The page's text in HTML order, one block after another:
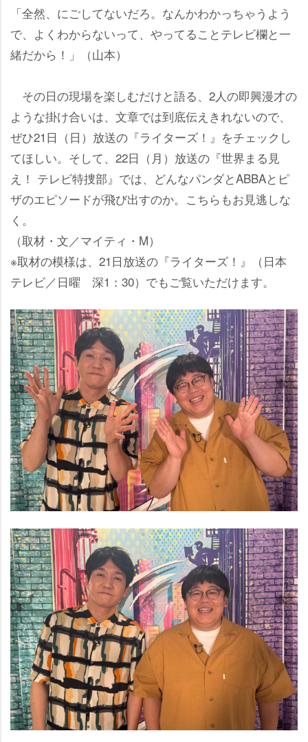
「全然、にごしてないだろ。なんかわかっちゃうよう
で、よくわからないって、やってることテレビ欄と一
緒だから！」（山本）
その日の現場を楽しむだけと語る、2人の即興漫才の
ような掛け合いは、文章では到底伝えきれないので、
ぜひ21日（日）放送の『ライターズ！』をチェックし
てほしい。そして、22日（月）放送の『世界まる見
え！ テレビ特捜部』では、どんなパンダとABBAとピ
ザのエピソードが飛び出すのか。こちらもお見逃しな
く。
（取材・文／マイティ・M）
※取材の模様は、21日放送の『ライターズ！』（日本
テレビ／日曜 深1：30）でもご覧いただけます。